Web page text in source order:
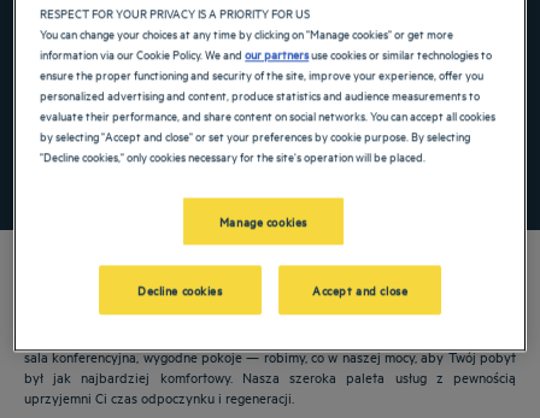
Navigate forward to interact with the calendar and select a date. Press the
Navigate backward to interact with the
Dodaj specjalny kod
sala konferencyjna, wygodne pokoje — robimy, co w naszej mocy, aby Twój pobyt
był jak najbardziej komfortowy. Nasza szeroka paleta usług z pewnością
uprzyjemni Ci czas odpoczynku i regeneracji.
RESPECT FOR YOUR PRIVACY IS A PRIORITY FOR US
You can change your choices at any time by clicking on "Manage cookies" or get more
information via our Cookie Policy. We andour partnersuse cookies or similar technologies to
ensure the proper functioning and security of the site, improve your experience, offer you
personalized advertising and content, produce statistics and audience measurements to
evaluate their performance, and share content on social networks. You can accept all cookies
by selecting "Accept and close" or set your preferences by cookie purpose. By selecting
"Decline cookies," only cookies necessary for the site's operation will be placed.
Manage cookies
Decline cookies Accept and close